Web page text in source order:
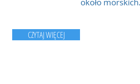
CZYTAJ WIĘCEJ